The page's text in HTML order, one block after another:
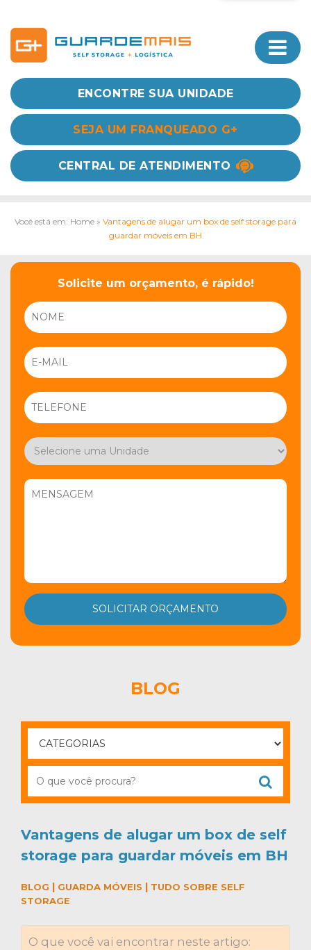
ENCONTRE SUA UNIDADE
SEJA UM FRANQUEADO G+
CENTRAL DE ATENDIMENTO
Você está em: Home » Vantagens de alugar um box de self storage para
guardar móveis em BH
Solicite um orçamento, é rápido!
BLOG
Vantagens de alugar um box de self
storage para guardar móveis em BH
BLOG | GUARDA MÓVEIS | TUDO SOBRE SELF
STORAGE
O que você vai encontrar neste artigo: